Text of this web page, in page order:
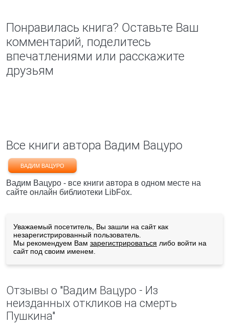
Понравилась книга? Оставьте Ваш
комментарий, поделитесь
впечатлениями или расскажите
друзьям
Все книги автора Вадим Вацуро
ВАДИМ ВАЦУРО
Вадим Вацуро - все книги автора в одном месте на
сайте онлайн библиотеки LibFox.
Уважаемый посетитель, Вы зашли на сайт как
незарегистрированный пользователь.
Мы рекомендуем Вам зарегистрироваться либо войти на
сайт под своим именем.
Отзывы о "Вадим Вацуро - Из
неизданных откликов на смерть
Пушкина"